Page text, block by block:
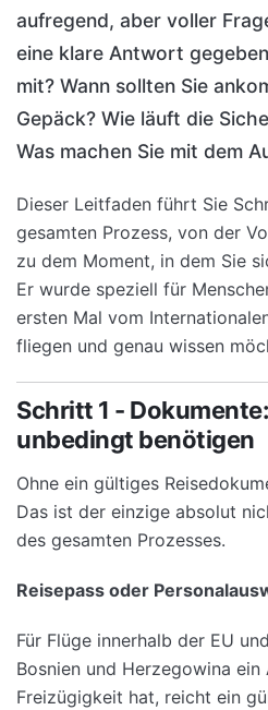
aufregend, aber voller
eine klare Antwort
mit? Wann sollten Sie
Gepäck? Wie läuft die
Was machen Sie mit dem
Dieser Leitfaden führt Sie
gesamten Prozess, von der
zu dem Moment, in dem Sie
Er wurde speziell für
ersten Mal vom
fliegen und genau wissen
Schritt 1 -
unbedingt benötigen
Ohne ein gültiges
Das ist der einzige absolut
des gesamten Prozesses.
Reisepass oder
Für Flüge innerhalb der EU
Bosnien und Herzegowina
Freizügigkeit hat, reicht ein